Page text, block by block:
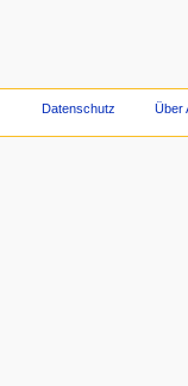
Datenschutz Über